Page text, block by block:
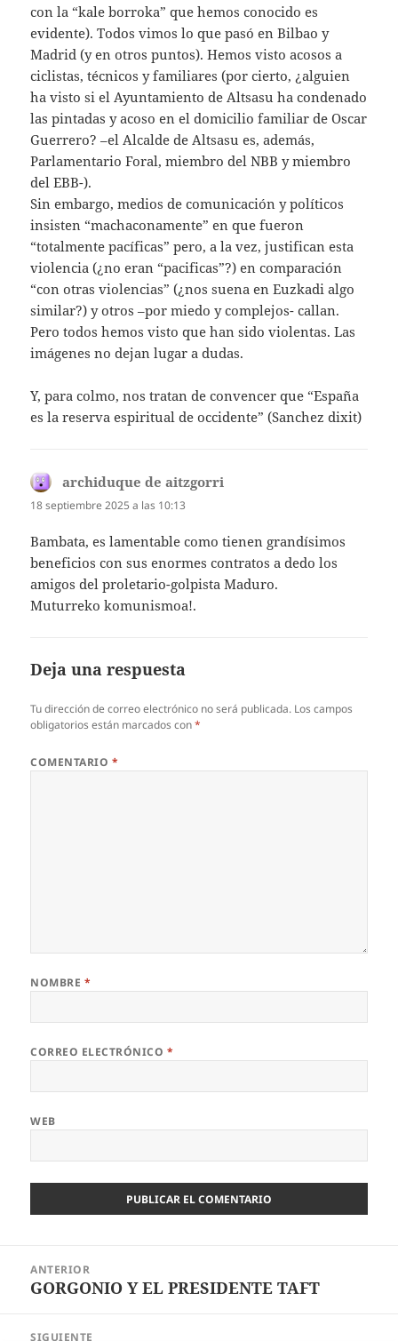
con la “kale borroka” que hemos conocido es
evidente). Todos vimos lo que pasó en Bilbao y
Madrid (y en otros puntos). Hemos visto acosos a
ciclistas, técnicos y familiares (por cierto, ¿alguien
ha visto si el Ayuntamiento de Altsasu ha condenado
las pintadas y acoso en el domicilio familiar de Oscar
Guerrero? –el Alcalde de Altsasu es, además,
Parlamentario Foral, miembro del NBB y miembro
del EBB-).
Sin embargo, medios de comunicación y políticos
insisten “machaconamente” en que fueron
“totalmente pacíficas” pero, a la vez, justifican esta
violencia (¿no eran “pacificas”?) en comparación
“con otras violencias” (¿nos suena en Euzkadi algo
similar?) y otros –por miedo y complejos- callan.
Pero todos hemos visto que han sido violentas. Las
imágenes no dejan lugar a dudas.
Y, para colmo, nos tratan de convencer que “España
es la reserva espiritual de occidente” (Sanchez dixit)
archiduque de aitzgorri
18 septiembre 2025 a las 10:13
Bambata, es lamentable como tienen grandísimos
beneficios con sus enormes contratos a dedo los
amigos del proletario-golpista Maduro.
Muturreko komunismoa!.
Deja una respuesta
Tu dirección de correo electrónico no será publicada. Los campos
obligatorios están marcados con*
COMENTARIO *
NOMBRE *
CORREO ELECTRÓNICO *
WEB
entradas
ANTERIOR
Entrada
GORGONIO Y EL PRESIDENTE TAFT
SIGUIENTE